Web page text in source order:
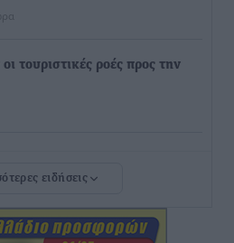
τουριστικές ροές προς την
53χρονος ναυτικός
ειδήσεις